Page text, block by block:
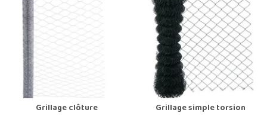
Grillage clôture Grillage simple torsion